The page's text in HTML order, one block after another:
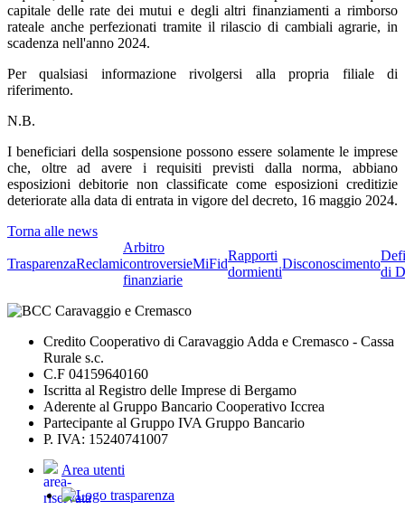
capitale delle rate dei mutui e degli altri finanziamenti a rimborso
rateale anche perfezionati tramite il rilascio di cambiali agrarie, in
scadenza nell'anno 2024.
Per qualsiasi informazione rivolgersi alla propria filiale di
riferimento.
N.B.
I beneficiari della sospensione possono essere solamente le imprese
che, oltre ad avere i requisiti previsti dalla norma, abbiano
esposizioni debitorie non classificate come esposizioni creditizie
deteriorate alla data di entrata in vigore del decreto, 16 maggio 2024.
Torna alle news
TrasparenzaReclami
Arbitro
controversie
finanziarie
MiFid
Rapporti
dormienti
Disconoscimento
di
Credito Cooperativo di Caravaggio Adda e Cremasco - Cassa
Rurale s.c.
C.F 04159640160
Iscritta al Registro delle Imprese di Bergamo
Aderente al Gruppo Bancario Cooperativo Iccrea
Partecipante al Gruppo IVA Gruppo Bancario
P. IVA: 15240741007
Area utenti